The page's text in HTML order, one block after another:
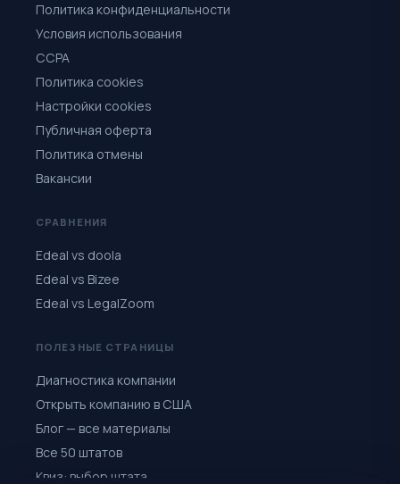
Политика конфиденциальности
Условия использования
CCPA
Политика cookies
Настройки cookies
Публичная оферта
Политика отмены
Вакансии
СРАВНЕНИЯ
Edeal vs doola
Edeal vs Bizee
Edeal vs LegalZoom
ПОЛЕЗНЫЕ СТРАНИЦЫ
Диагностика компании
Открыть компанию в США
Блог — все материалы
Все 50 штатов
Квиз: выбор штата